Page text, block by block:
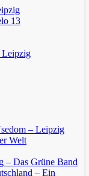
13
Leipzig
– Leipzig
Welt
– Das Grüne Band
– Ein